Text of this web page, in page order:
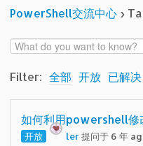
PowerShell交流中心 ›
Filter: 全部 开放 已解决
如何利用powershell修
开放 ler 提问于 6 年